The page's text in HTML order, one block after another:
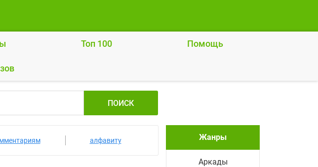
Топ 100 Помощь
ПОИСК
алфавиту Жанры
Аркады